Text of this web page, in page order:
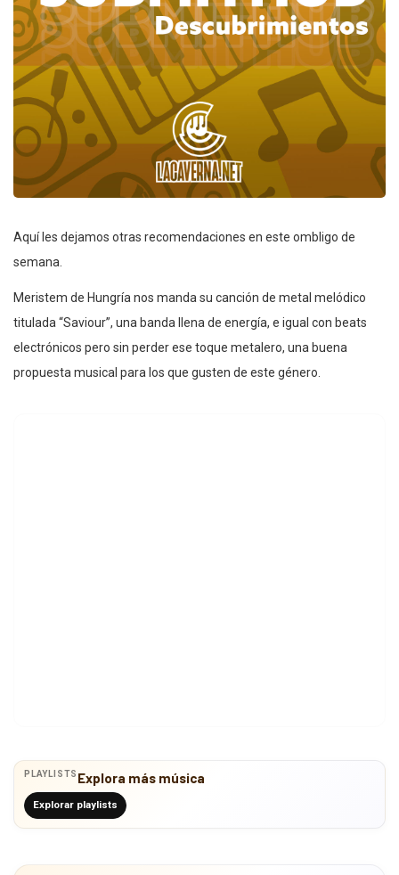
Aquí les dejamos otras recomendaciones en este ombligo de
semana.
Meristem de Hungría nos manda su canción de metal melódico
titulada “Saviour”, una banda llena de energía, e igual con beats
electrónicos pero sin perder ese toque metalero, una buena
propuesta musical para los que gusten de este género.
PLAYLISTS Explora más música
Explorar playlists